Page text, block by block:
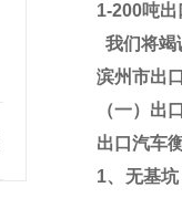
1-200吨
我们将竭
滨州市出
（一） 出
出口汽车
1、无基